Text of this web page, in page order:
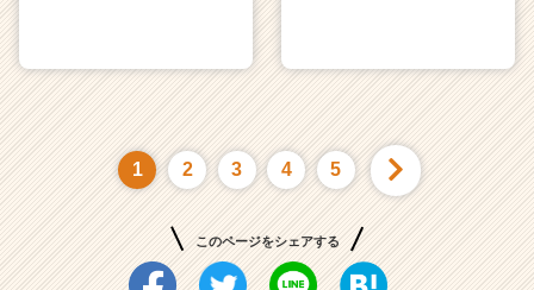
1 2 3 4 5
このページをシェアする